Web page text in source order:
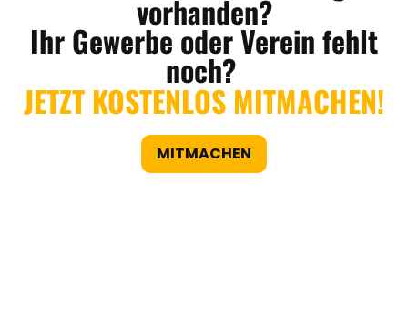
vorhanden?
Ihr Gewerbe oder Verein fehlt
noch?
JETZT KOSTENLOS MITMACHEN!
MITMACHEN